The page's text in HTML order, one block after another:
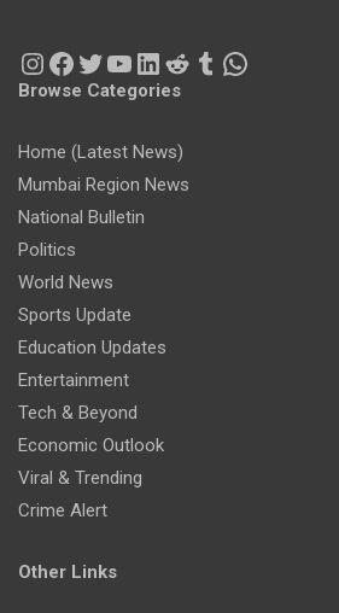
Instagram
Facebook
Twitter
YouTube
LinkedIn
Reddit
Tumblr
WhatsApp
Browse Categories
Home (Latest News)
Mumbai Region News
National Bulletin
Politics
World News
Sports Update
Education Updates
Entertainment
Tech & Beyond
Economic Outlook
Viral & Trending
Crime Alert
Other Links